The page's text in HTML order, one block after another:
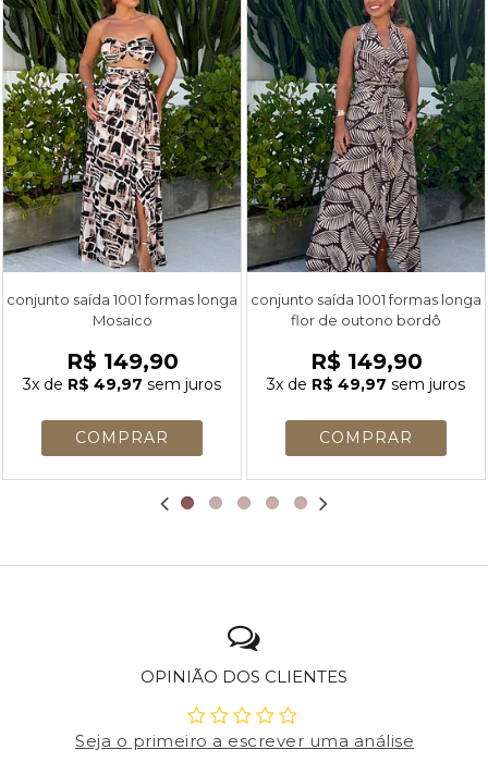
conjunto saída 1001 formas longa
Mosaico
R$ 149,90
3x de R$ 49,97 sem juros
conjunto saída 1001 formas longa
flor de outono bordô
R$ 149,90
3x de R$ 49,97 sem juros
OPINIÃO DOS CLIENTES
Seja o primeiro a escrever uma análise